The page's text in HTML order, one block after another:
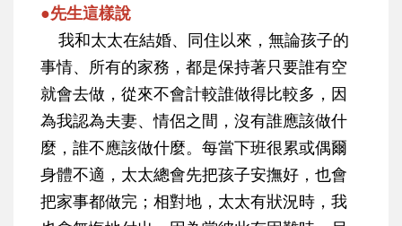
●先生這樣說
我和太太在結婚、同住以來，無論孩子的
事情、所有的家務，都是保持著只要誰有空
就會去做，從來不會計較誰做得比較多，因
為我認為夫妻、情侶之間，沒有誰應該做什
麼，誰不應該做什麼。每當下班很累或偶爾
身體不適，太太總會先把孩子安撫好，也會
把家事都做完；相對地，太太有狀況時，我